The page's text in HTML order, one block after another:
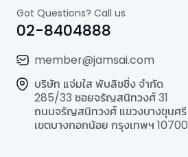
Got Questions? Call us
02-8404888
member@jamsai.com
บริษัท แจ่มใส พับลิชชิ่ง จำกัด
285/33 ซอยจรัญสนิทวงศ์ 31
ถนนจรัญสนิทวงศ์ แขวงบางขุนศรี
เขตบางกอกน้อย กรุงเทพฯ 10700